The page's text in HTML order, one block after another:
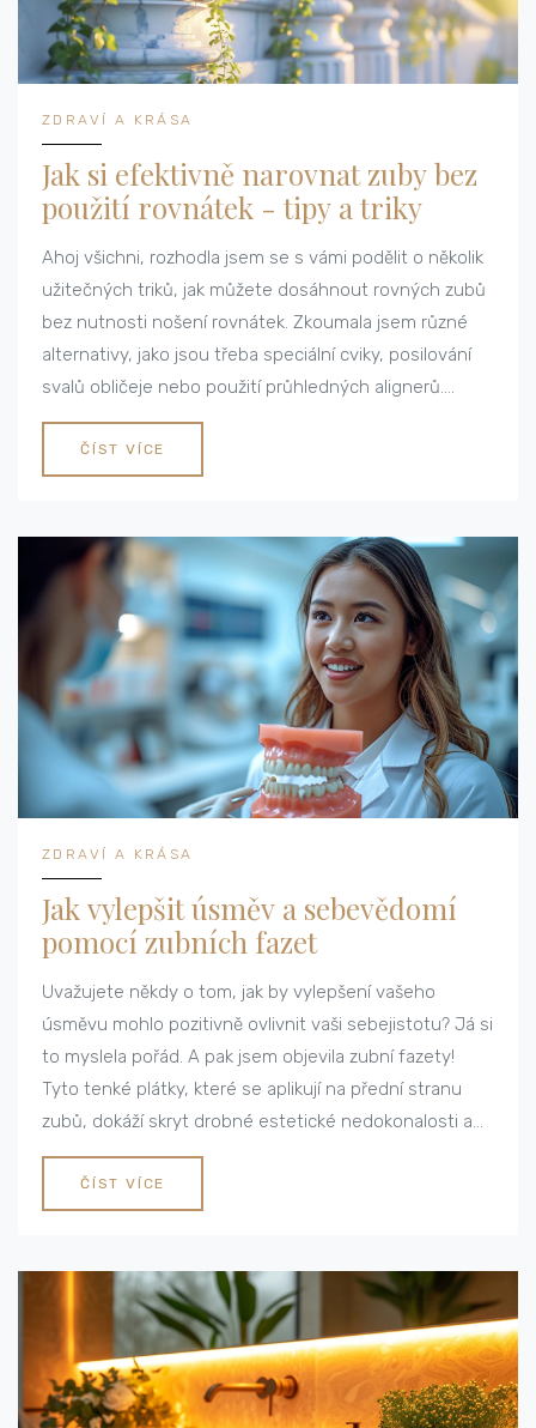
ZDRAVÍ A KRÁSA
Jak si efektivně narovnat zuby bez
použití rovnátek - tipy a triky
Ahoj všichni, rozhodla jsem se s vámi podělit o několik
užitečných triků, jak můžete dosáhnout rovných zubů
bez nutnosti nošení rovnátek. Zkoumala jsem různé
alternativy, jako jsou třeba speciální cviky, posilování
svalů obličeje nebo použití průhledných alignerů.
Ukážu vám, jaké výsledky lze očekávat, a také podělím
o své osobní zkušenosti s touto tématikou. Myslím si,
že je důležité mít krásný úsměv a také věřím, že to
odborného zákroku.
ČÍST VÍCE
ZDRAVÍ A KRÁSA
Jak vylepšit úsměv a sebevědomí
pomocí zubních fazet
Uvažujete někdy o tom, jak by vylepšení vašeho
úsměvu mohlo pozitivně ovlivnit vaši sebejistotu? Já si
to myslela pořád. A pak jsem objevila zubní fazety!
Tyto tenké plátky, které se aplikují na přední stranu
zubů, dokáží skryt drobné estetické nedokonalosti a
dodají vaší tváři nový lesk. Podělím se s vámi o to, jak
mi fazety pomohly znovu nalézt můj ztracený úsměv a
ČÍST VÍCE